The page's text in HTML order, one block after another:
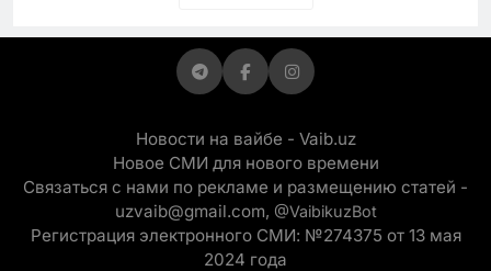
Новости на вайбе - Vaib.uz
Новое СМИ для нового времени
Связаться с нами по рекламе и размещению статей -
uzvaib@gmail.com, @VaibikuzBot
Регистрация электронного СМИ: №274375 от 13 мая
2024 года